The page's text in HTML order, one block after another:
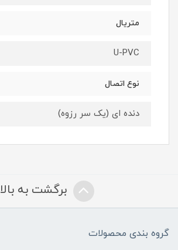
متریال
U-PVC
نوع اتصال
دنده ای (یک سر رزوه)
برگشت به بالا
گروه بندی محصولات